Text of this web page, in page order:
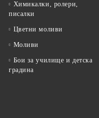
Химикалки, ролери,
писалки
Цветни моливи
Моливи
Бои за училище и детска
градина